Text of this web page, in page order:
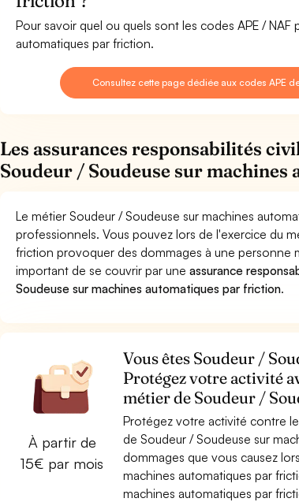
Pour savoir quel ou quels sont les codes APE /
automatiques par friction.
Consultez cette page dédiée aux codes APE
Les assurances responsabilités
Soudeur / Soudeuse sur
Le métier Soudeur / Soudeuse sur machines
professionnels. Vous pouvez lors de l'exercice du
friction provoquer des dommages à une personne
important de se couvrir par uneassurance
Soudeuse sur machines automatiques par friction.
À partir de
15€ par mois
Vous êtes Soudeur /
Protégez votre activité
métier de Soudeur /
Protégez votre activité contre
de Soudeur / Soudeuse sur
dommages que vous causez
machines automatiques par
machines automatiques par